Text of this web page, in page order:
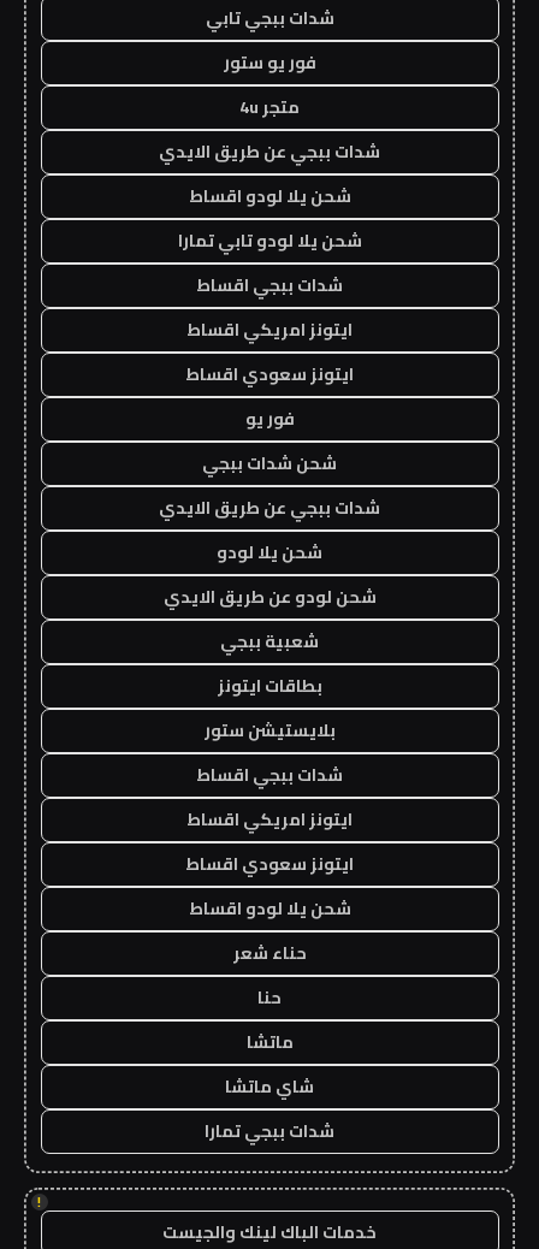
شدات ببجي تابي
فور يو ستور
متجر 4u
شدات ببجي عن طريق الايدي
شحن يلا لودو اقساط
شحن يلا لودو تابي تمارا
شدات ببجي اقساط
ايتونز امريكي اقساط
ايتونز سعودي اقساط
فور يو
شحن شدات ببجي
شدات ببجي عن طريق الايدي
شحن يلا لودو
شحن لودو عن طريق الايدي
شعبية ببجي
بطاقات ايتونز
بلايستيشن ستور
شدات ببجي اقساط
ايتونز امريكي اقساط
ايتونز سعودي اقساط
شحن يلا لودو اقساط
حناء شعر
حنا
ماتشا
شاي ماتشا
شدات ببجي تمارا
!
خدمات الباك لينك والجيست